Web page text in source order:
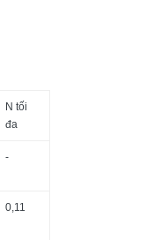
N tối
đa
-
0,11